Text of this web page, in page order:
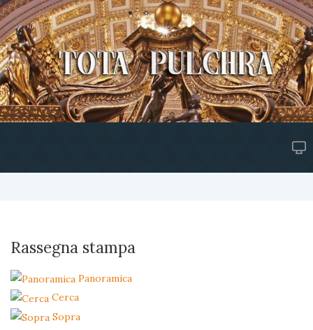
Rassegna stampa
Panoramica
Cerca
Sopra